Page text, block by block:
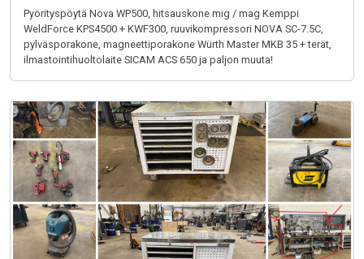
Pyörityspöytä Nova WP500, hitsauskone mig / mag Kemppi
WeldForce KPS4500 + KWF300, ruuvikompressori NOVA SC-7.5C,
pylväsporakone, magneettiporakone Würth Master MKB 35 + terät,
ilmastointihuoltolaite SICAM ACS 650 ja paljon muuta!